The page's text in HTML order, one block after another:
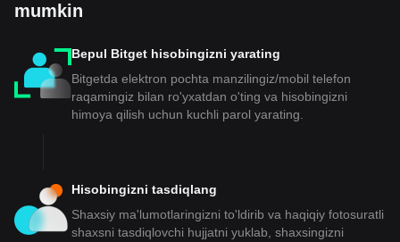
mumkin
Bepul Bitget hisobingizni yarating
Bitgetda elektron pochta manzilingiz/mobil telefon
raqamingiz bilan ro'yxatdan o'ting va hisobingizni
himoya qilish uchun kuchli parol yarating.
Hisobingizni tasdiqlang
Shaxsiy ma'lumotlaringizni to'ldirib va haqiqiy fotosuratli
shaxsni tasdiqlovchi hujjatni yuklab, shaxsingizni